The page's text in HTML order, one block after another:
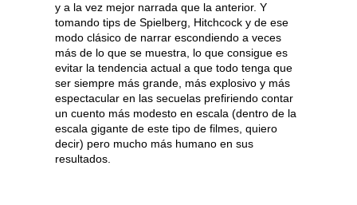
y a la vez mejor narrada que la anterior. Y
tomando tips de Spielberg, Hitchcock y de ese
modo clásico de narrar escondiendo a veces
más de lo que se muestra, lo que consigue es
evitar la tendencia actual a que todo tenga que
ser siempre más grande, más explosivo y más
espectacular en las secuelas prefiriendo contar
un cuento más modesto en escala (dentro de la
escala gigante de este tipo de filmes, quiero
decir) pero mucho más humano en sus
resultados.